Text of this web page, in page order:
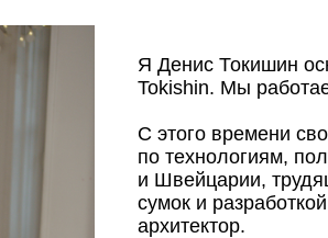
Я Денис Токишин
Tokishin. Мы
С этого времени
по технологиям,
и Швейцарии,
сумок и
архитектор.